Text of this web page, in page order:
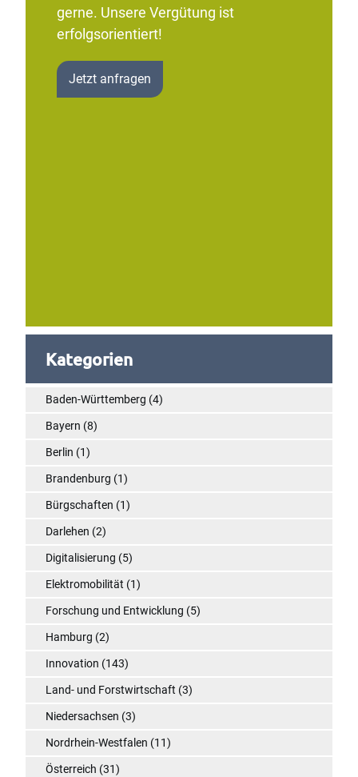
gerne. Unsere Vergütung ist
erfolgsorientiert!
Jetzt anfragen
Kategorien
Baden-Württemberg (4)
Bayern (8)
Berlin (1)
Brandenburg (1)
Bürgschaften (1)
Darlehen (2)
Digitalisierung (5)
Elektromobilität (1)
Forschung und Entwicklung (5)
Hamburg (2)
Innovation (143)
Land- und Forstwirtschaft (3)
Niedersachsen (3)
Nordrhein-Westfalen (11)
Österreich (31)